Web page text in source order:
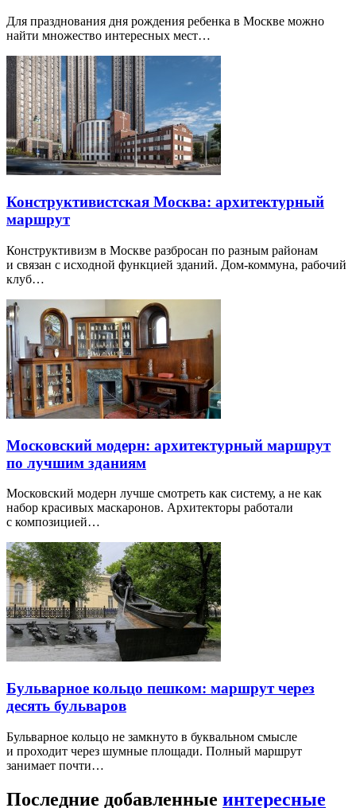
Для празднования дня рождения ребенка в Москве можно
найти множество интересных мест…
Конструктивистская Москва: архитектурный
маршрут
Конструктивизм в Москве разбросан по разным районам
и связан с исходной функцией зданий. Дом-коммуна, рабочий
клуб…
Московский модерн: архитектурный маршрут
по лучшим зданиям
Московский модерн лучше смотреть как систему, а не как
набор красивых маскаронов. Архитекторы работали
с композицией…
Бульварное кольцо пешком: маршрут через
десять бульваров
Бульварное кольцо не замкнуто в буквальном смысле
и проходит через шумные площади. Полный маршрут
занимает почти…
Последние добавленные интересные